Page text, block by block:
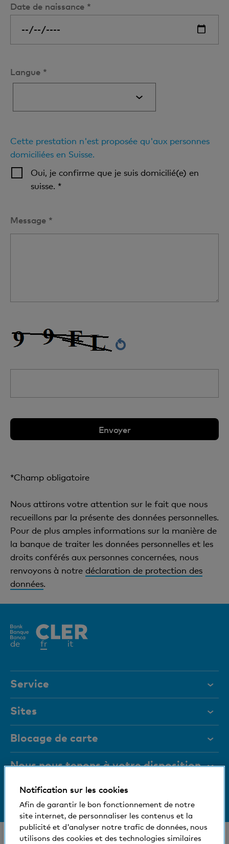
Date de naissance *
Langue *
Cette prestation n'est proposée qu'aux personnes
domiciliées en Suisse.
Oui, je confirme que je suis domicilié(e) en
suisse. *
Message *
*Champ obligatoire
Nous attirons votre attention sur le fait que nous
recueillons par la présente des données personnelles.
Pour de plus amples informations sur la manière de
la banque de traiter les données personnelles et les
droits conférés aux personnes concernées, nous
renvoyons à notre déclaration de protection des
données.
de frElément
it
Service
Aide et contact
Documents
Magazine
Organes de direction
Medias
Social et compatible avec l'environnement
Sites
Directives relatives à des thèmes sociaux et
environnementaux
Aspects juridiques
Blocage de carte
+41 (0)800 88 99 66
Nous nous tenons à votre disposition
Aide et contact
Informations relatives à la banque
© Banque Cler
Notification sur les cookies
Afin de garantir le bon fonctionnement de notre
site internet, de personnaliser les contenus et la
publicité et d'analyser notre trafic de données, nous
utilisons des cookies et des technologies similaires